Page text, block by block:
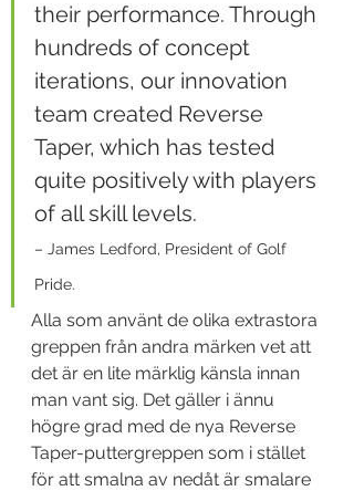
their performance. Through
hundreds of concept
iterations, our innovation
team created Reverse
Taper, which has tested
quite positively with players
of all skill levels.
– James Ledford, President of Golf
Pride.
Alla som använt de olika extrastora
greppen från andra märken vet att
det är en lite märklig känsla innan
man vant sig. Det gäller i ännu
högre grad med de nya Reverse
Taper-puttergreppen som i stället
för att smalna av nedåt är smalare